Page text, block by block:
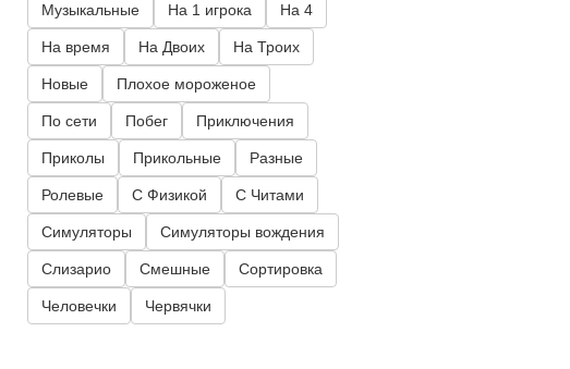
Музыкальные На 1 игрока На 4
На время На Двоих На Троих
Новые Плохое мороженое
По сети Побег Приключения
Приколы Прикольные Разные
Ролевые С Физикой С Читами
Симуляторы Симуляторы вождения
Слизарио Смешные Сортировка
Человечки Червячки